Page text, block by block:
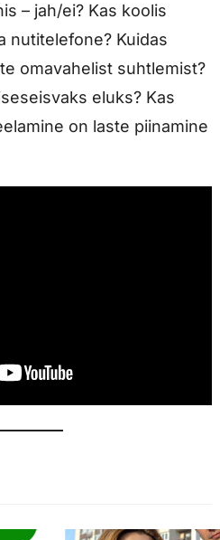
– jah/ei? Kas koolis
nutitelefone? Kuidas
omavahelist suhtlemist?
eluks? Kas
on laste piinamine